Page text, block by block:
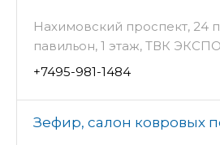
Нахимовский проспект, 24
павильон, 1 этаж, ТВК
+7495-981-1484
Зефир, салон ковровых